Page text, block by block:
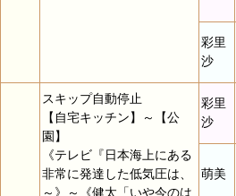
彩里
沙
スキップ自動停止
【自宅キッチン】～【公
園】
《テレビ『日本海上にある
非常に発達した低気圧は、
～》～《健太「いや今のは
彩里
沙
萌美